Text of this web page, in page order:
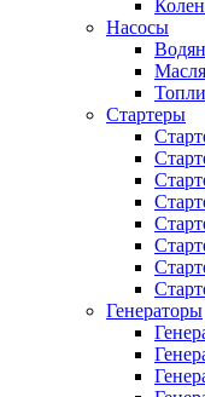
Насосы
Стартеры
Генераторы